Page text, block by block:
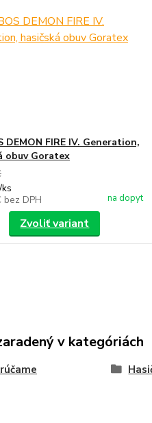
DEMON FIRE IV. Generation,
obuv Goratex
ks
bez DPH na dopyt
Zvoliť variant
v kategóriách